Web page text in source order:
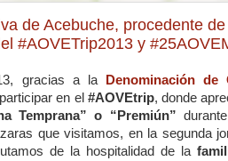
de Acebuche, procedente
#AOVETrip2013 y
gracias a la Denominación
en el #AOVEtrip, donde
Temprana” o “Premiún”
que visitamos, en la segunda
de la hospitalidad de la